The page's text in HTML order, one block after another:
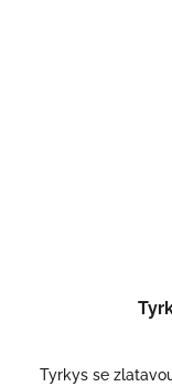
Tyrkys se